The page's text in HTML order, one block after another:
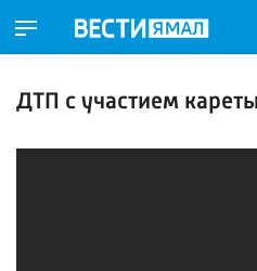
ДТП с участием